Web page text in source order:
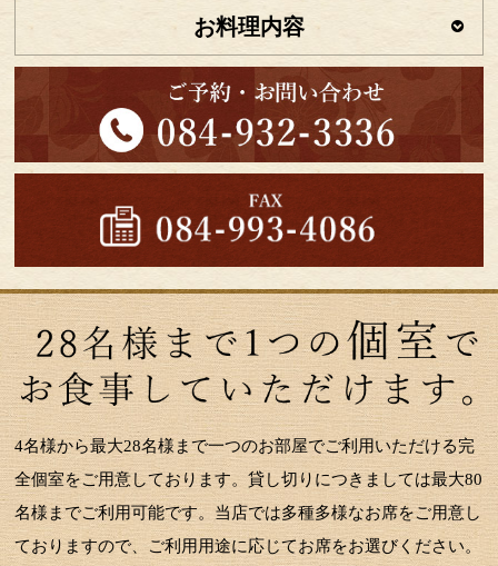
お料理内容
4名様から最大28名様まで一つのお部屋でご利用いただける完
全個室をご用意しております。貸し切りにつきましては最大80
名様までご利用可能です。当店では多種多様なお席をご用意し
ておりますので、ご利用用途に応じてお席をお選びください。